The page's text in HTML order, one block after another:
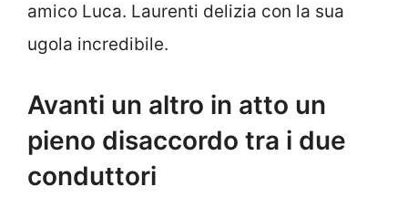
amico Luca. Laurenti delizia con la sua
ugola incredibile.
Avanti un altro in atto un
pieno disaccordo tra i due
conduttori